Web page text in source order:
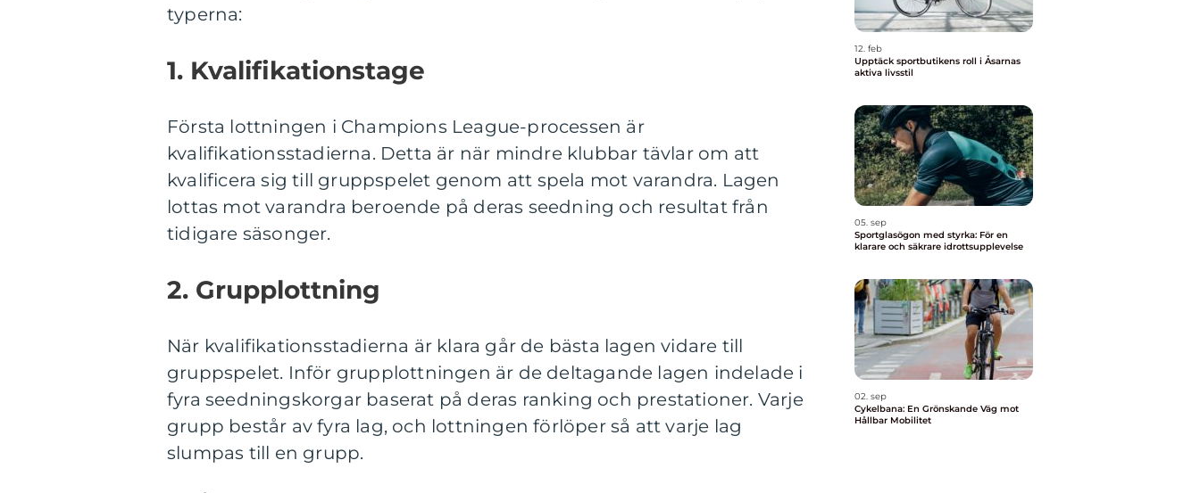
typerna:
1. Kvalifikationstage
Första lottningen i Champions League-processen är
kvalifikationsstadierna. Detta är när mindre klubbar tävlar om att
kvalificera sig till gruppspelet genom att spela mot varandra. Lagen
lottas mot varandra beroende på deras seedning och resultat från
tidigare säsonger.
2. Grupplottning
När kvalifikationsstadierna är klara går de bästa lagen vidare till
gruppspelet. Inför grupplottningen är de deltagande lagen indelade i
fyra seedningskorgar baserat på deras ranking och prestationer. Varje
grupp består av fyra lag, och lottningen förlöper så att varje lag
slumpas till en grupp.
12. feb
Upptäck sportbutikens roll i Åsarnas
aktiva livsstil
05. sep
Sportglasögon med styrka: För en
klarare och säkrare idrottsupplevelse
02. sep
Cykelbana: En Grönskande Väg mot
Hållbar Mobilitet